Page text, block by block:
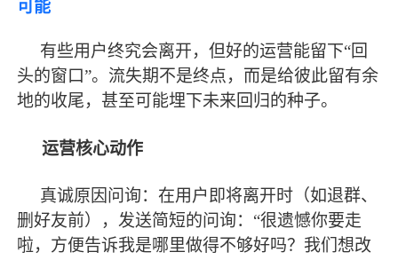
可能
有些用户终究会离开，但好的运营能留下“回
头的窗口”。流失期不是终点，而是给彼此留有余
地的收尾，甚至可能埋下未来回归的种子。
运营核心动作
真诚原因问询：在用户即将离开时（如退群、
删好友前），发送简短的问询： “很遗憾你要走
啦，方便告诉我是哪里做得不够好吗？我们想改